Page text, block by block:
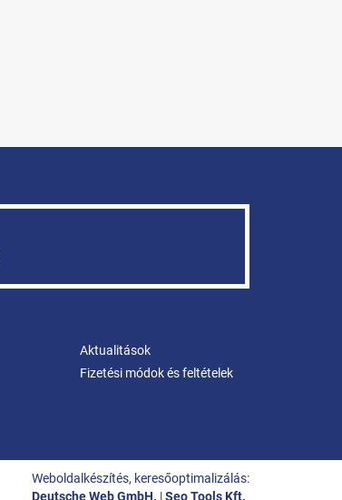
Aktualitások
Fizetési módok és feltételek
Weboldalkészítés, keresőoptimalizálás:
Deutsche Web GmbH. |Seo Tools Kft.